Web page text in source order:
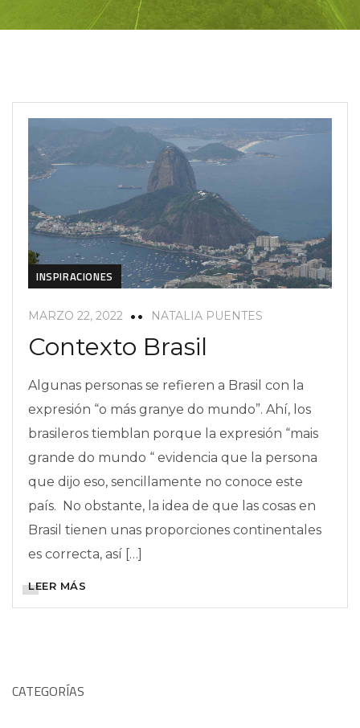
INSPIRACIONES
MARZO 22, 2022 NATALIA PUENTES
Contexto Brasil
Algunas personas se refieren a Brasil con la
expresión “o más granye do mundo”. Ahí, los
brasileros tiemblan porque la expresión “mais
grande do mundo “ evidencia que la persona
que dijo eso, sencillamente no conoce este
país. No obstante, la idea de que las cosas en
Brasil tienen unas proporciones continentales
es correcta, así […]
LEER MÁS
CATEGORÍAS